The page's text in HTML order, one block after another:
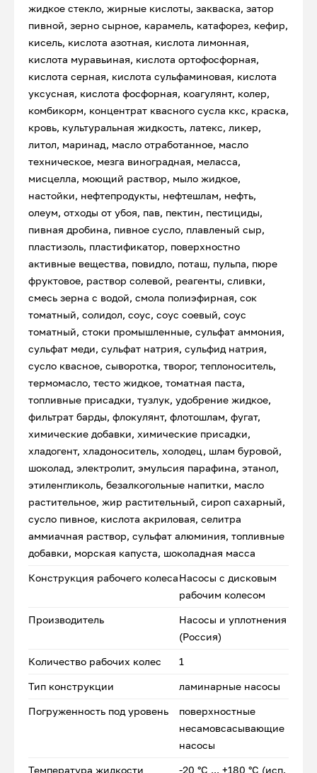
жидкое стекло, жирные кислоты, закваска, затор
пивной, зерно сырное, карамель, катафорез, кефир,
кисель, кислота азотная, кислота лимонная,
кислота муравьиная, кислота ортофосфорная,
кислота серная, кислота сульфаминовая, кислота
уксусная, кислота фосфорная, коагулянт, колер,
комбикорм, концентрат квасного сусла ккс, краска,
кровь, культуральная жидкость, латекс, ликер,
литол, маринад, масло отработанное, масло
техническое, мезга виноградная, меласса,
мисцелла, моющий раствор, мыло жидкое,
настойки, нефтепродукты, нефтешлам, нефть,
олеум, отходы от убоя, пав, пектин, пестициды,
пивная дробина, пивное сусло, плавленый сыр,
пластизоль, пластификатор, поверхностно
активные вещества, повидло, поташ, пульпа, пюре
фруктовое, раствор солевой, реагенты, сливки,
смесь зерна с водой, смола полиэфирная, сок
томатный, солидол, соус, соус соевый, соус
томатный, стоки промышленные, сульфат аммония,
сульфат меди, сульфат натрия, сульфид натрия,
сусло квасное, сыворотка, творог, теплоноситель,
термомасло, тесто жидкое, томатная паста,
топливные присадки, тузлук, удобрение жидкое,
фильтрат барды, флокулянт, флотошлам, фугат,
химические добавки, химические присадки,
хладогент, хладоноситель, холодец, шлам буровой,
шоколад, электролит, эмульсия парафина, этанол,
этиленгликоль, безалкогольные напитки, масло
растительное, жир растительный, сироп сахарный,
сусло пивное, кислота акриловая, селитра
аммиачная раствор, сульфат алюминия, топливные
добавки, морская капуста, шоколадная масса
Конструкция рабочего колесаНасосы с дисковым
рабочим колесом
Производитель
Насосы и уплотнения
(Россия)
Количество рабочих колес 1
Тип конструкции ламинарные насосы
Погруженность под уровень
поверхностные
несамовсасывающие
насосы
Температура жидкости
-20 °С ... +180 °С (исп.